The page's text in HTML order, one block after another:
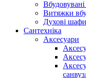
Витяжки
Духові шафи
Сантехніка
Аксесуари